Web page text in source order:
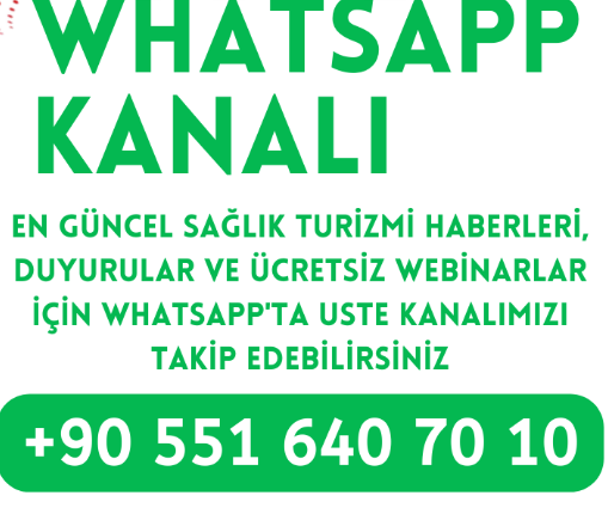
Sağlık Turizmi, Doğal Sağlık Ve
Medikal Wellness Alanında
Uluslararası İş Birliği Protokolü
İmzalandı
Sağlık Derneği ve Alman Medikal Wellness
Derneği arasında; sağlık turizmi, doğal
Devamını Oku >